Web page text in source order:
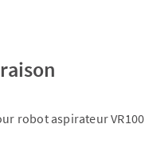
robot aspirateur VR100